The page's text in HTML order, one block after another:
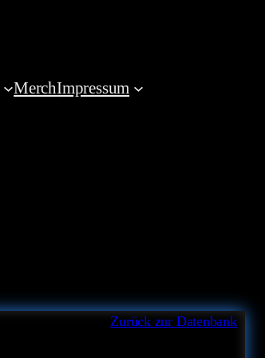
MerchImpressum
Zurück zur Datenbank